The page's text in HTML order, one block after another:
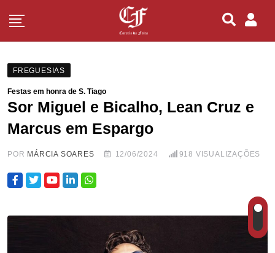
FREGUESIAS
Festas em honra de S. Tiago
Sor Miguel e Bicalho, Lean Cruz e
Marcus em Espargo
POR MÁRCIA SOARES 12/06/2024 918 VISUALIZAÇÕES